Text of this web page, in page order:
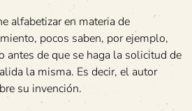
alfabetizar en materia de
pocos saben, por ejemplo,
antes de que se haga la solicitud de
la misma. Es decir, el autor
su invención.